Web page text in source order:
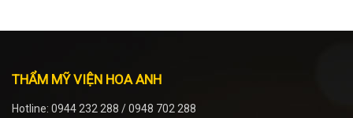
THẨM MỸ VIỆN HOA ANH
Hotline: 0944 232 288 / 0948 702 288